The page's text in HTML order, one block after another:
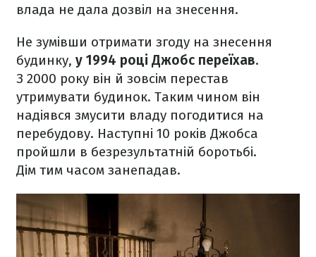
влада не дала дозвіл на знесення.
Не зумівши отримати згоду на знесення
будинку, у 1994 році Джобс переїхав.
З 2000 року він й зовсім перестав
утримувати будинок. Таким чином він
надіявся змусити владу погодитися на
перебудову. Наступні 10 років Джобса
пройшли в безрезультатній боротьбі.
Дім тим часом занепадав.